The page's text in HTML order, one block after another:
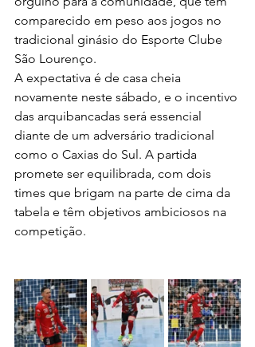
comparecido em peso aos jogos no
tradicional ginásio do Esporte Clube
São Lourenço.
A expectativa é de casa cheia
novamente neste sábado, e o incentivo
das arquibancadas será essencial
diante de um adversário tradicional
como o Caxias do Sul. A partida
promete ser equilibrada, com dois
times que brigam na parte de cima da
tabela e têm objetivos ambiciosos na
competição.